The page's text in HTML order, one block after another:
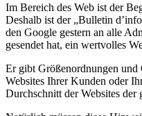
Im Bereich des Web ist der
Deshalb ist der „Bulletin
den Google gestern an alle
gesendet hat, ein wertvolles
Er gibt Größenordnungen
Websites Ihrer Kunden oder
Durchschnitt der Websites der